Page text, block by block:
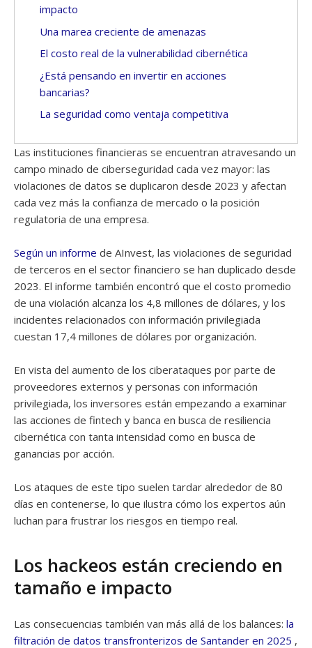
impacto
Una marea creciente de amenazas
El costo real de la vulnerabilidad cibernética
¿Está pensando en invertir en acciones
bancarias?
La seguridad como ventaja competitiva
Las instituciones financieras se encuentran atravesando un
campo minado de ciberseguridad cada vez mayor: las
violaciones de datos se duplicaron desde 2023 y afectan
cada vez más la confianza de mercado o la posición
regulatoria de una empresa.
Según un informe de AInvest, las violaciones de seguridad
de terceros en el sector financiero se han duplicado desde
2023. El informe también encontró que el costo promedio
de una violación alcanza los 4,8 millones de dólares, y los
incidentes relacionados con información privilegiada
cuestan 17,4 millones de dólares por organización.
En vista del aumento de los ciberataques por parte de
proveedores externos y personas con información
privilegiada, los inversores están empezando a examinar
las acciones de fintech y banca en busca de resiliencia
cibernética con tanta intensidad como en busca de
ganancias por acción.
Los ataques de este tipo suelen tardar alrededor de 80
días en contenerse, lo que ilustra cómo los expertos aún
luchan para frustrar los riesgos en tiempo real.
Los hackeos están creciendo en
tamaño e impacto
Las consecuencias también van más allá de los balances: la
filtración de datos transfronterizos de Santander en 2025 ,